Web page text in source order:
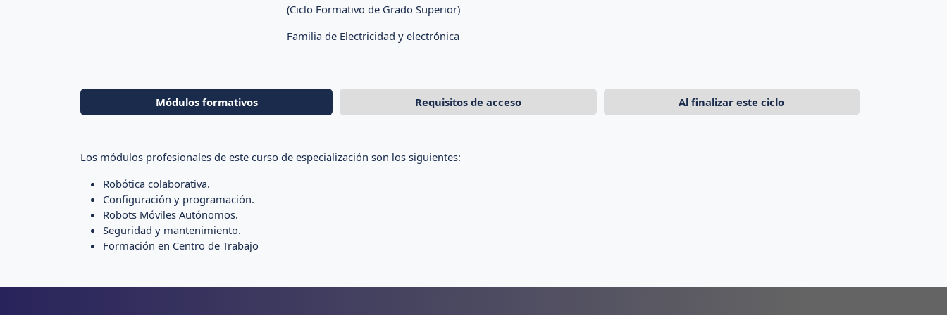
(Ciclo Formativo de Grado Superior)
Familia de Electricidad y electrónica
Módulos formativos Requisitos de acceso Al finalizar este ciclo
Los módulos profesionales de este curso de especialización son los siguientes:
Robótica colaborativa.
Configuración y programación.
Robots Móviles Autónomos.
Seguridad y mantenimiento.
Formación en Centro de Trabajo